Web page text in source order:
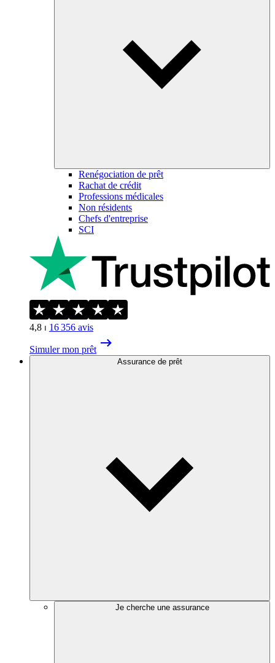
Renégociation de prêt
Rachat de crédit
Professions médicales
Non résidents
Chefs d'entreprise
SCI
4,8 ⏐ 16 356 avis
Simuler mon prêt
Assurance de prêt
Je cherche une assurance